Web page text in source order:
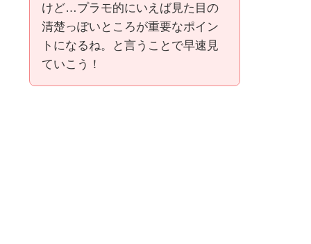
けど…プラモ的にいえば見た目の
清楚っぽいところが重要なポイン
トになるね。と言うことで早速見
ていこう！